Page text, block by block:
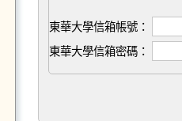
東華大學信箱帳號：
東華大學信箱密碼：